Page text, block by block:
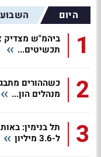
היום השבוע
1
ביהמ"ש מצדיק
תכשיטים...
2
כשההורים
מנהלים הון...
3
ל-3.6 מיליון